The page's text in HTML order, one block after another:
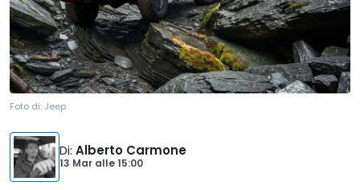
Foto di: Jeep
Di: Alberto Carmone
13 Mar alle15:00